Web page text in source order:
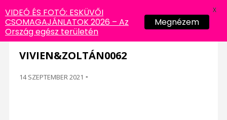
VIVIEN&ZOLTÁN0062
14 SZEPTEMBER 2021 -
VIDEÓ ÉS FOTÓ: ESKÜVŐI
CSOMAGAJÁNLATOK 2026 – Az
Ország egész területén
Megnézem
X